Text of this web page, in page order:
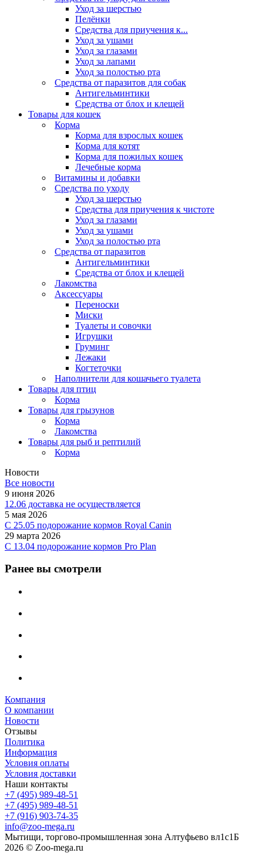
Уход за шерстью
Пелёнки
Средства для приучения к...
Уход за ушами
Уход за глазами
Уход за лапами
Уход за полостью рта
Средства от паразитов для собак
Антигельминтики
Средства от блох и клещей
Товары для кошек
Корма
Корма для взрослых кошек
Корма для котят
Корма для пожилых кошек
Лечебные корма
Витамины и добавки
Средства по уходу
Уход за шерстью
Средства для приучения к чистоте
Уход за глазами
Уход за ушами
Уход за полостью рта
Средства от паразитов
Антигельминтики
Средства от блох и клещей
Лакомства
Аксессуары
Переноски
Миски
Туалеты и совочки
Игрушки
Груминг
Лежаки
Когтеточки
Наполнители для кошачьего туалета
Товары для птиц
Корма
Товары для грызунов
Корма
Лакомства
Товары для рыб и рептилий
Корма
Новости
Все новости
9 июня 2026
12.06 доставка не осуществляется
5 мая 2026
C 25.05 подорожание кормов Royal Canin
29 марта 2026
С 13.04 подорожание кормов Pro Plan
Ранее вы смотрели
Компания
О компании
Новости
Отзывы
Политика
Информация
Условия оплаты
Условия доставки
Наши контакты
+7 (495) 989-48-51
+7 (495) 989-48-51
+7 (916) 903-74-35
info@zoo-mega.ru
Мытищи, торгово-промышленная зона Алтуфьево вл1с1Б
2026 © Zoo-mega.ru